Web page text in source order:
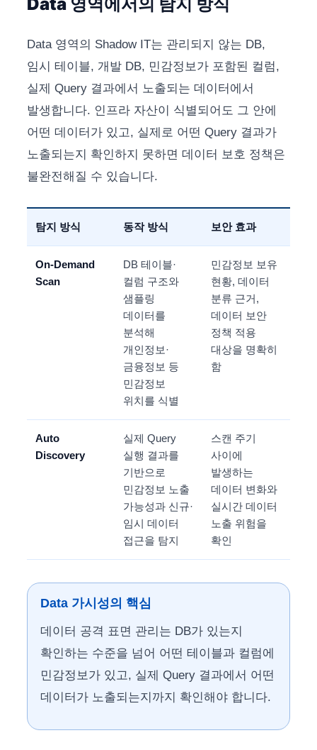
Data 영역의 Shadow IT는 관리되지 않는 DB,
임시 테이블, 개발 DB, 민감정보가 포함된 컬럼,
실제 Query 결과에서 노출되는 데이터에서
발생합니다. 인프라 자산이 식별되어도 그 안에
어떤 데이터가 있고, 실제로 어떤 Query 결과가
노출되는지 확인하지 못하면 데이터 보호 정책은
불완전해질 수 있습니다.
탐지 방식 동작 방식 보안 효과
On-Demand
Scan
DB 테이블·
컬럼 구조와
샘플링
데이터를
분석해
개인정보·
금융정보 등
민감정보
위치를 식별
민감정보 보유
현황, 데이터
분류 근거,
데이터 보안
정책 적용
대상을 명확히
함
Auto
Discovery
실제 Query
실행 결과를
기반으로
민감정보 노출
가능성과 신규·
임시 데이터
접근을 탐지
스캔 주기
사이에
발생하는
데이터 변화와
실시간 데이터
노출 위험을
확인
Data 가시성의 핵심
데이터 공격 표면 관리는 DB가 있는지
확인하는 수준을 넘어 어떤 테이블과 컬럼에
민감정보가 있고, 실제 Query 결과에서 어떤
데이터가 노출되는지까지 확인해야 합니다.